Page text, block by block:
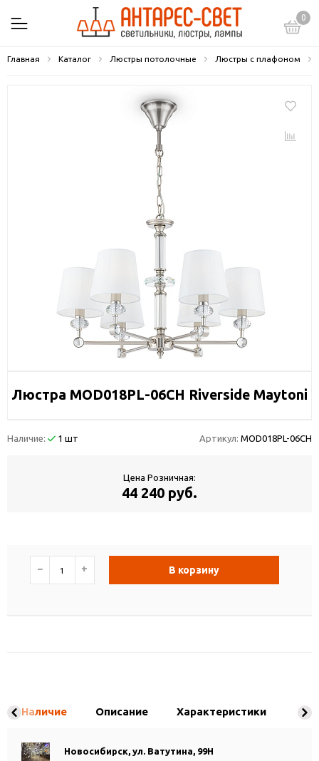
0
Главная Каталог Люстры потолочные Люстры с плафоном
Люстра MOD018PL-06CH Riverside Maytoni
Наличие: 1 шт Артикул: MOD018PL-06CH
Цена Розничная:
44 240 руб.
− + В корзину
Наличие Описание Характеристики
Новосибирск, ул. Ватутина, 99Н